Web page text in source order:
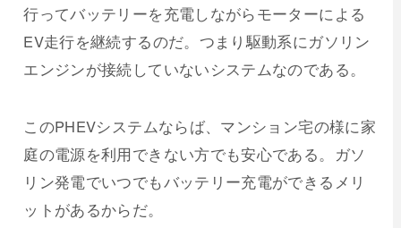
行ってバッテリーを充電しながらモーターによる
EV走行を継続するのだ。つまり駆動系にガソリン
エンジンが接続していないシステムなのである。
このPHEVシステムならば、マンション宅の様に家
庭の電源を利用できない方でも安心である。ガソ
リン発電でいつでもバッテリー充電ができるメリ
ットがあるからだ。